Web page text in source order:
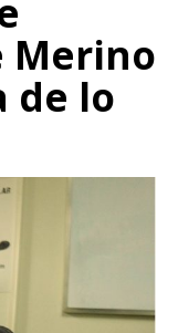
Merino
de lo